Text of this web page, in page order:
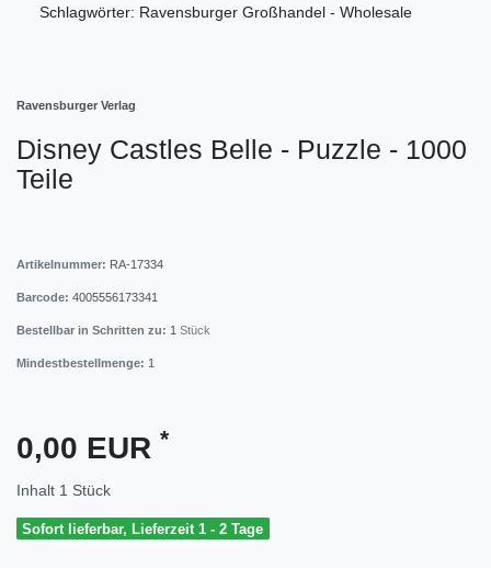
Schlagwörter: Ravensburger Großhandel - Wholesale
Ravensburger Verlag
Disney Castles Belle - Puzzle - 1000
Teile
Artikelnummer: RA-17334
Barcode: 4005556173341
Bestellbar in Schritten zu: 1 Stück
Mindestbestellmenge: 1
0,00 EUR *
Inhalt 1 Stück
Sofort lieferbar, Lieferzeit 1 - 2 Tage